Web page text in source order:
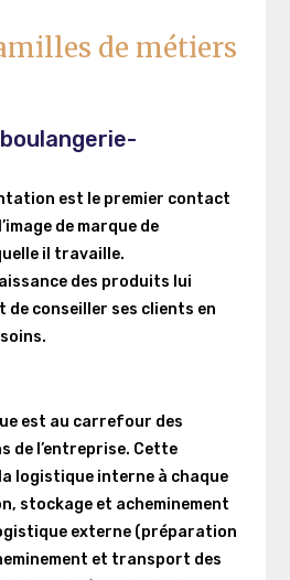
de métiers
est le premier contact
de marque de
il travaille.
des produits lui
de conseiller ses clients en
est au carrefour des
de l’entreprise. Cette
logistique interne à chaque
stockage et acheminement
externe (préparation
et transport des